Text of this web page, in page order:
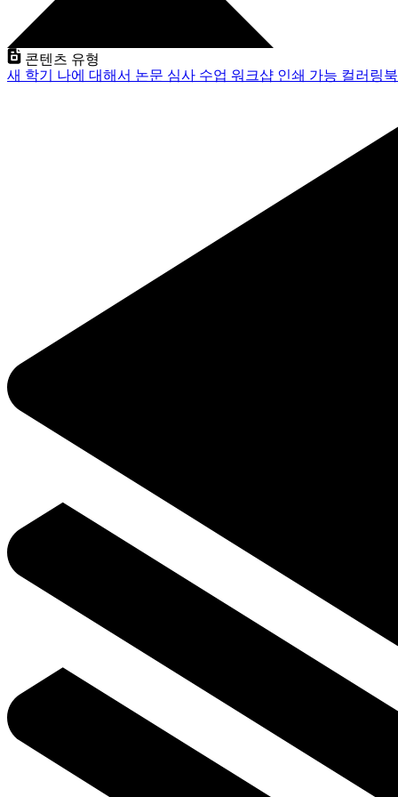
콘텐츠 유형
새 학기 나에 대해서 논문 심사 수업 워크샵 인쇄 가능 컬러링북